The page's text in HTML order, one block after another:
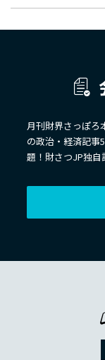
月刊財界さっぽろ
の政治・経済記事
題！財さつJP独自